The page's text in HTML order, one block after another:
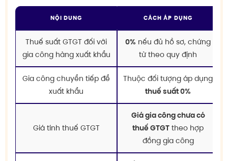
NỘI DUNG CÁCH ÁP DỤNG
Thuế suất GTGT đối với
gia công hàng xuất khẩu
0% nếu đủ hồ sơ, chứng
từ theo quy định
Gia công chuyển tiếp để
xuất khẩu
Thuộc đối tượng áp dụng
thuế suất 0%
Giá tính thuế GTGT
Giá gia công chưa có
thuế GTGT theo hợp
đồng gia công